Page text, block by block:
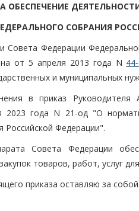
ОБЕСПЕЧЕНИЕ
СОБРАНИЯ
Совета Федерации
от 5 апреля 2013 года N
и муниципальных
в приказ
года N 21-од "О
Федерации".
Совета Федерации
товаров, работ, услуг
приказа оставляю за собой.